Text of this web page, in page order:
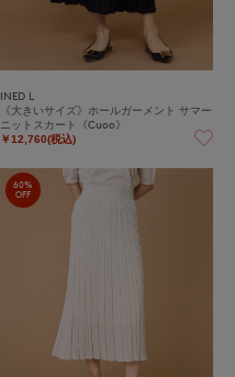
INED L
《大きいサイズ》ホールガーメント サマー
ニットスカート《Cuoo》
￥12,760(税込)
60%
OFF